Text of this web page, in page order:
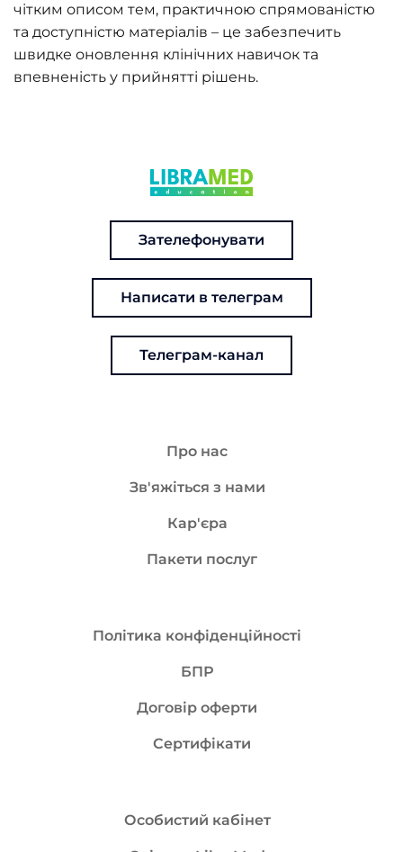
чітким описом тем, практичною спрямованістю
та доступністю матеріалів – це забезпечить
швидке оновлення клінічних навичок та
впевненість у прийнятті рішень.
Зателефонувати
Написати в телеграм
Телеграм-канал
Про нас
Зв'яжіться з нами
Кар'єра
Пакети послуг
Політика конфіденційності
БПР
Договір оферти
Сертифікати
Особистий кабінет